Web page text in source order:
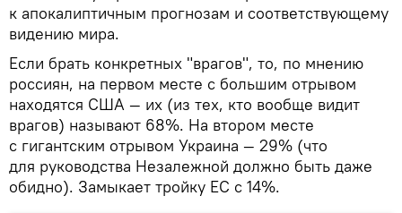
к апокалиптичным прогнозам и соответствующему
видению мира.
Если брать конкретных "врагов", то, по мнению
россиян, на первом месте с большим отрывом
находятся США — их (из тех, кто вообще видит
врагов) называют 68%. На втором месте
с гигантским отрывом Украина — 29% (что
для руководства Незалежной должно быть даже
обидно). Замыкает тройку ЕС с 14%.